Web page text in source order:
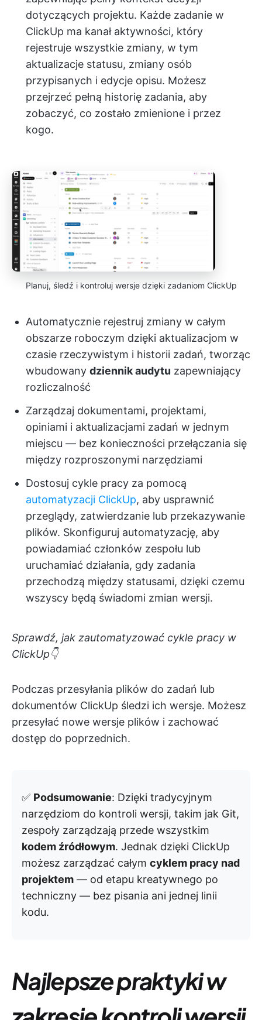
dotyczących projektu. Każde zadanie w
ClickUp ma kanał aktywności, który
rejestruje wszystkie zmiany, w tym
aktualizacje statusu, zmiany osób
przypisanych i edycje opisu. Możesz
przejrzeć pełną historię zadania, aby
zobaczyć, co zostało zmienione i przez
kogo.
Planuj, śledź i kontroluj wersje dzięki zadaniom ClickUp
Automatycznie rejestruj zmiany w całym
obszarze roboczym dzięki aktualizacjom w
czasie rzeczywistym i historii zadań, tworząc
wbudowany dziennik audytu zapewniający
rozliczalność
Zarządzaj dokumentami, projektami,
opiniami i aktualizacjami zadań w jednym
miejscu — bez konieczności przełączania się
między rozproszonymi narzędziami
Dostosuj cykle pracy za pomocą
automatyzacji ClickUp, aby usprawnić
przeglądy, zatwierdzanie lub przekazywanie
plików. Skonfiguruj automatyzację, aby
powiadamiać członków zespołu lub
uruchamiać działania, gdy zadania
przechodzą między statusami, dzięki czemu
wszyscy będą świadomi zmian wersji.
Sprawdź, jak zautomatyzować cykle pracy w
ClickUp👇
Podczas przesyłania plików do zadań lub
dokumentów ClickUp śledzi ich wersje. Możesz
przesyłać nowe wersje plików i zachować
dostęp do poprzednich.
✅ Podsumowanie: Dzięki tradycyjnym
narzędziom do kontroli wersji, takim jak Git,
zespoły zarządzają przede wszystkim
kodem źródłowym. Jednak dzięki ClickUp
możesz zarządzać całym cyklem pracy nad
projektem — od etapu kreatywnego po
techniczny — bez pisania ani jednej linii
kodu.
Najlepsze praktyki w